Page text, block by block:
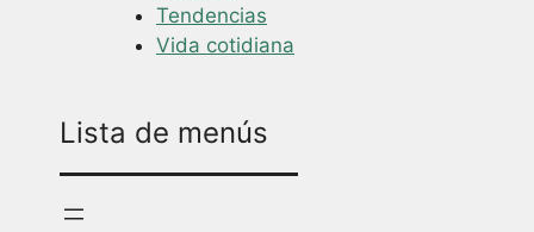
Tendencias
Vida cotidiana
Lista de menús